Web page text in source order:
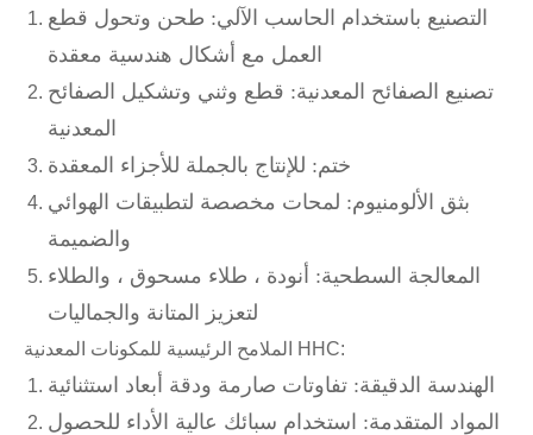
التصنيع باستخدام الحاسب الآلي: طحن وتحول قطع
العمل مع أشكال هندسية معقدة
تصنيع الصفائح المعدنية: قطع وثني وتشكيل الصفائح
المعدنية
ختم: للإنتاج بالجملة للأجزاء المعقدة
بثق الألومنيوم: لمحات مخصصة لتطبيقات الهوائي
والضميمة
المعالجة السطحية: أنودة ، طلاء مسحوق ، والطلاء
لتعزيز المتانة والجماليات
الملامح الرئيسية للمكونات المعدنية HHC:
الهندسة الدقيقة: تفاوتات صارمة ودقة أبعاد استثنائية
المواد المتقدمة: استخدام سبائك عالية الأداء للحصول